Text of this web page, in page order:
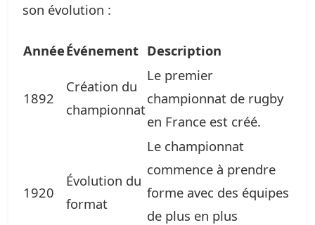
son évolution :
AnnéeÉvénement Description
1892
Création du
championnat
Le premier
championnat de rugby
en France est créé.
1920
Évolution du
format
Le championnat
commence à prendre
forme avec des équipes
de plus en plus